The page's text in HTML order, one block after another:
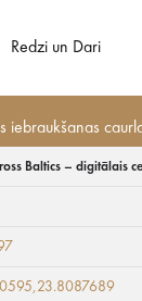
Redzi un Dari
iebraukšanas
Digitālās tūres
Baltics – digitālais